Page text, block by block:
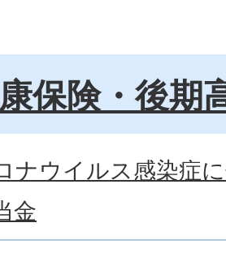
保険・後期
ナウイルス感染症
金